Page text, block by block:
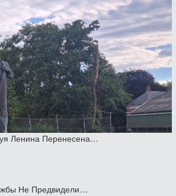
Ленина Перенесена…
Не Предвидели…